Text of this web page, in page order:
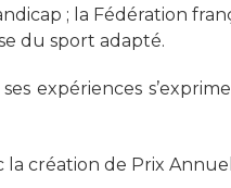
; la Fédération
du sport adapté.
expériences
la création de Prix